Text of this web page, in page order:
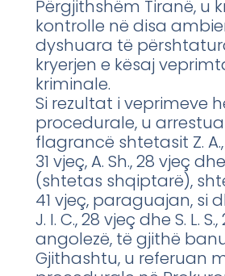
Përgjithshëm Tiranë, u
kontrolle në disa
dyshuara të
kryerjen e kësaj
kriminale.
Si rezultat i veprimeve
procedurale, u
flagrancë shtetasit Z. A.,
31 vjeç, A. Sh., 28 vjeç
(shtetas shqiptarë),
41 vjeç, paraguajan, si
J. I. C., 28 vjeç dhe S. L.
angolezë, të gjithë
Gjithashtu, u referuan